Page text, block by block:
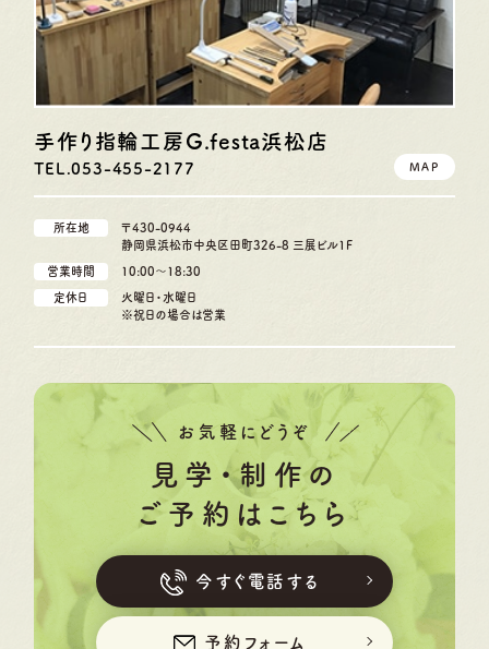
手作り指輪工房G.festa浜松店
TEL.053-455-2177 MAP
所在地
〒430-0944
静岡県浜松市中央区田町326-8 三展ビル1F
営業時間 10:00〜18:30
定休日
火曜日・水曜日
※祝日の場合は営業
お気軽にどうぞ
見学・制作の
ご予約はこちら
今すぐ電話する
予約フォーム